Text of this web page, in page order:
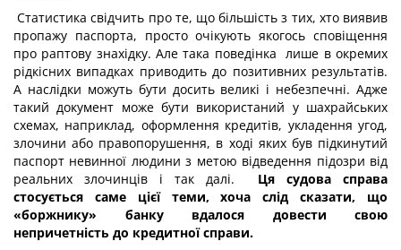
Статистика свідчить про те, що більшість з тих, хто виявив
пропажу паспорта, просто очікують якогось сповіщення
про раптову знахідку. Але така поведінка лише в окремих
рідкісних випадках приводить до позитивних результатів.
А наслідки можуть бути досить великі і небезпечні. Адже
такий документ може бути використаний у шахрайських
схемах, наприклад, оформлення кредитів, укладення угод,
злочини або правопорушення, в ході яких був підкинутий
паспорт невинної людини з метою відведення підозри від
реальних злочинців і так далі. Ця судова справа
стосується саме цієї теми, хоча слід сказати, що
«боржнику» банку вдалося довести свою
непричетність до кредитної справи.